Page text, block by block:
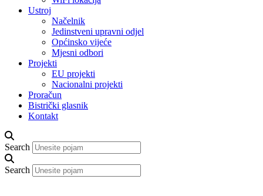
Ustroj
Načelnik
Jedinstveni upravni odjel
Općinsko vijeće
Mjesni odbori
Projekti
EU projekti
Nacionalni projekti
Proračun
Bistrički glasnik
Kontakt
Search
Search